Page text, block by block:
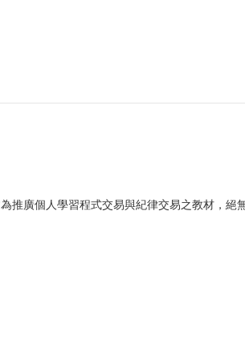
推廣個人學習程式交易與紀律交易之教材，